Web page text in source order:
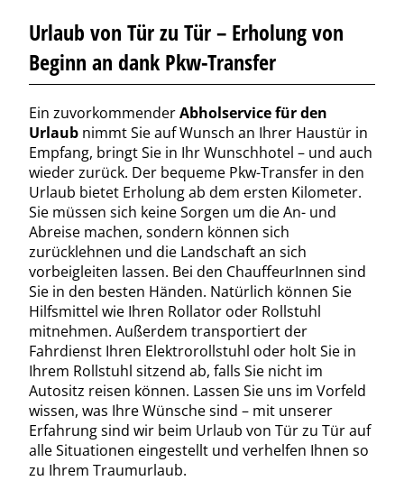
Urlaub von Tür zu Tür – Erholung von
Beginn an dank Pkw-Transfer
Ein zuvorkommenderAbholservice für den
Urlaub nimmt Sie auf Wunsch an Ihrer Haustür in
Empfang, bringt Sie in Ihr Wunschhotel – und auch
wieder zurück. Der bequeme Pkw-Transfer in den
Urlaub bietet Erholung ab dem ersten Kilometer.
Sie müssen sich keine Sorgen um die An- und
Abreise machen, sondern können sich
zurücklehnen und die Landschaft an sich
vorbeigleiten lassen. Bei den ChauffeurInnen sind
Sie in den besten Händen. Natürlich können Sie
Hilfsmittel wie Ihren Rollator oder Rollstuhl
mitnehmen. Außerdem transportiert der
Fahrdienst Ihren Elektrorollstuhl oder holt Sie in
Ihrem Rollstuhl sitzend ab, falls Sie nicht im
Autositz reisen können. Lassen Sie uns im Vorfeld
wissen, was Ihre Wünsche sind – mit unserer
Erfahrung sind wir beim Urlaub von Tür zu Tür auf
alle Situationen eingestellt und verhelfen Ihnen so
zu Ihrem Traumurlaub.